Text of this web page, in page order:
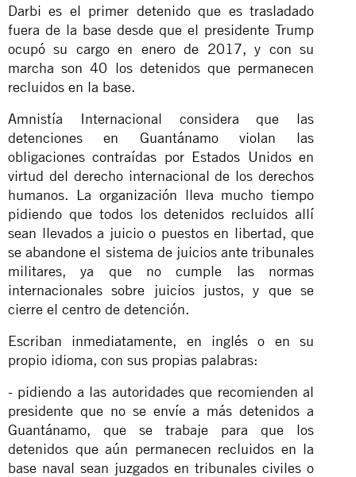
Darbi es el primer detenido que es trasladado
fuera de la base desde que el presidente Trump
ocupó su cargo en enero de 2017, y con su
marcha son 40 los detenidos que permanecen
recluidos en la base.
Amnistía Internacional considera que las
detenciones en Guantánamo violan las
obligaciones contraídas por Estados Unidos en
virtud del derecho internacional de los derechos
humanos. La organización lleva mucho tiempo
pidiendo que todos los detenidos recluidos allí
sean llevados a juicio o puestos en libertad, que
se abandone el sistema de juicios ante tribunales
militares, ya que no cumple las normas
internacionales sobre juicios justos, y que se
cierre el centro de detención.
Escriban inmediatamente, en inglés o en su
propio idioma, con sus propias palabras:
- pidiendo a las autoridades que recomienden al
presidente que no se envíe a más detenidos a
Guantánamo, que se trabaje para que los
detenidos que aún permanecen recluidos en la
base naval sean juzgados en tribunales civiles o